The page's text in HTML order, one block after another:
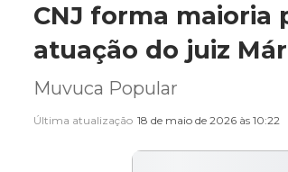
CNJ forma maioria
atuação do juiz
Muvuca Popular
Última atualização 18 de maio de 2026 às 10:22